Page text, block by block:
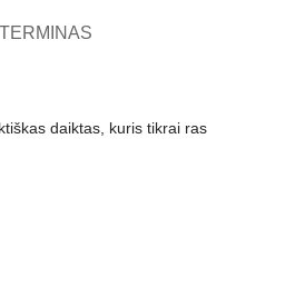
daiktas, kuris tikrai ras